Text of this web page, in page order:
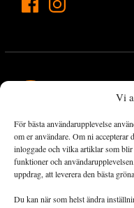
Vi
För bästa användarupplevelse
om er användare. Om ni
inloggade och vilka artiklar som
funktioner och
uppdrag, att leverera den bästa
Du kan när som helst ändra
Landets Fria Tidning är en
det viktigaste som händer
omställningsrörelsen. En
både via starka och lika
ekonomiska och sociala